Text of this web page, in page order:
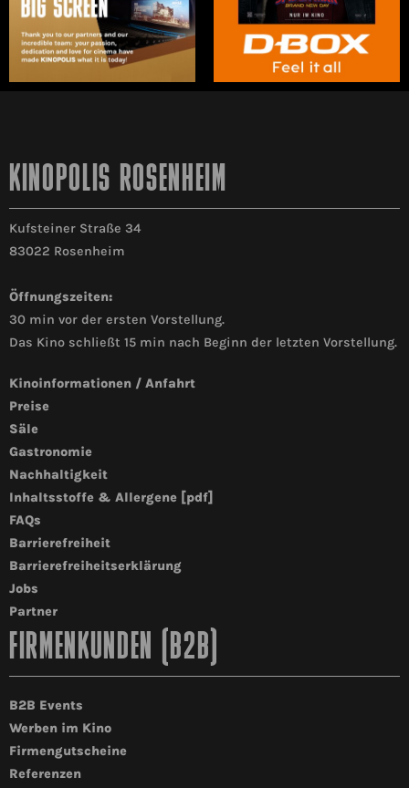
KINOPOLIS ROSENHEIM
Kufsteiner Straße 34
83022 Rosenheim
Öffnungszeiten:
30 min vor der ersten Vorstellung.
Das Kino schließt 15 min nach Beginn der letzten Vorstellung.
Kinoinformationen / Anfahrt
Preise
Säle
Gastronomie
Nachhaltigkeit
Inhaltsstoffe & Allergene [pdf]
FAQs
Barrierefreiheit
Barrierefreiheitserklärung
Jobs
Partner
FIRMENKUNDEN (B2B)
B2B Events
Werben im Kino
Firmengutscheine
Referenzen